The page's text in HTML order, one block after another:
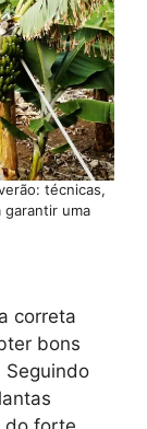
técnicas,
garantir uma
correta
bons
Seguindo